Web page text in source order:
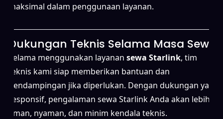
maksimal dalam penggunaan layanan.
Dukungan Teknis Selama Masa Sewa
Selama menggunakan layanansewa Starlink, tim
teknis kami siap memberikan bantuan dan
pendampingan jika diperlukan. Dengan dukungan yang
responsif, pengalaman sewa Starlink Anda akan lebih
aman, nyaman, dan minim kendala teknis.